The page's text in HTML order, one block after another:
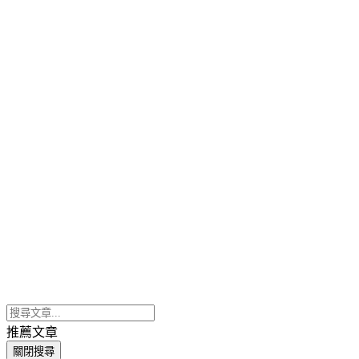
推薦文章
關閉搜尋